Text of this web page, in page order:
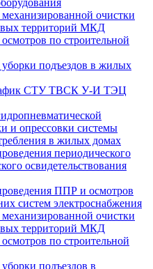
очистки
территорий МКД
по строительной
подъездов в жилых
СТУ ТВСК У-И ТЭЦ
и опрессовки системы
в жилых домах
периодического
освидетельствования
ППР и осмотров
систем электроснабжения
очистки
территорий МКД
по строительной
подъездов в